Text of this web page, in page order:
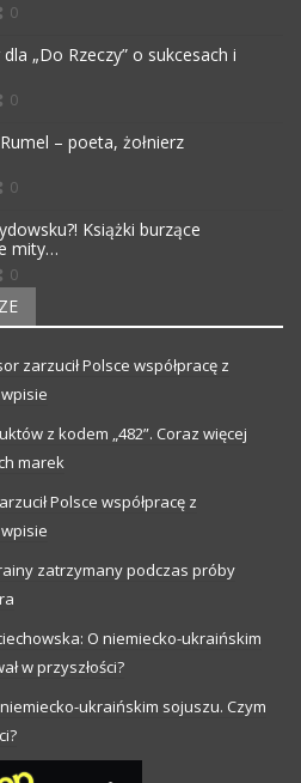
0
„Do Rzeczy” o sukcesach i
0
– poeta, żołnierz
0
Książki burzące
mity…
0
zarzucił Polsce współpracę z
z kodem „482”. Coraz więcej
marek
Polsce współpracę z
zatrzymany podczas próby
O niemiecko-ukraińskim
w przyszłości?
ukraińskim sojuszu. Czym